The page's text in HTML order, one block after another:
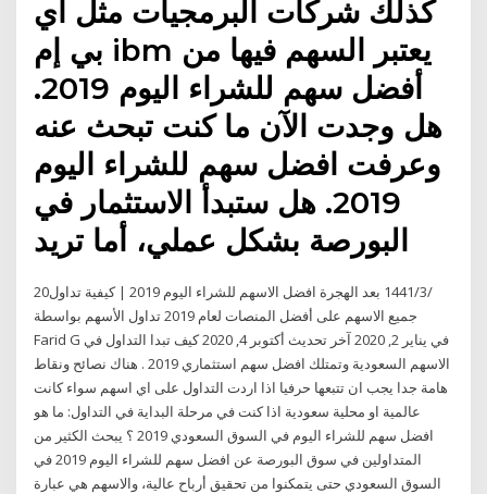
كذلك شركات البرمجيات مثل آي
بي إم ibm يعتبر السهم فيها من
أفضل سهم للشراء اليوم 2019.
هل وجدت الآن ما كنت تبحث عنه
وعرفت افضل سهم للشراء اليوم
2019. هل ستبدأ الاستثمار في
البورصة بشكل عملي، أما تريد
20‏‏/3‏‏/1441 بعد الهجرة افضل الاسهم للشراء اليوم 2019 | كيفية تداول
جميع الاسهم على أفضل المنصات لعام 2019 تداول الأسهم بواسطة
Farid G في يناير 2, 2020 آخر تحديث أكتوبر 4, 2020 كيف تبدا التداول في
الاسهم السعودية وتمتلك افضل سهم استثماري 2019 . هناك نصائح ونقاط
هامة جدا يجب ان تتبعها حرفيا اذا اردت التداول على اي اسهم سواء كانت
عالمية او محلية سعودية اذا كنت في مرحلة البداية في التداول: ما هو
افضل سهم للشراء اليوم في السوق السعودي 2019 ؟ يبحث الكثير من
المتداولين في سوق البورصة عن افضل سهم للشراء اليوم 2019 في
السوق السعودي حتى يتمكنوا من تحقيق أرباح عالية، والاسهم هي عبارة